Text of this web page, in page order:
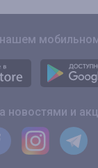
новостями и